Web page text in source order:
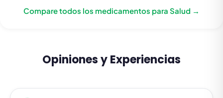
Compare todos los medicamentos para Salud →
Opiniones y Experiencias